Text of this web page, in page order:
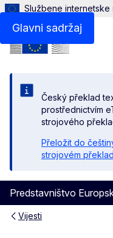
Glavni sadržaj
Službene internetske
Český překlad
prostřednictvím
strojového
Přeložit do
strojovém
Predstavništvo
Menu
Vijesti